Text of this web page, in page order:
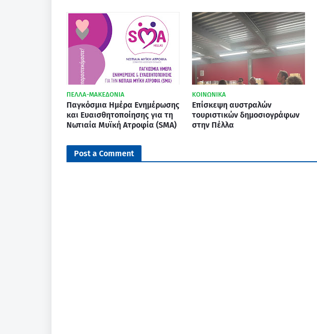
ΠΕΛΛΑ-ΜΑΚΕΔΟΝΙΑ
Παγκόσμια Ημέρα Ενημέρωσης
και Ευαισθητοποίησης για τη
Νωτιαία Μυϊκή Ατροφία (SMA)
ΚΟΙΝΩΝΙΚΑ
Επίσκεψη αυστραλών
τουριστικών δημοσιογράφων
στην Πέλλα
Post a Comment